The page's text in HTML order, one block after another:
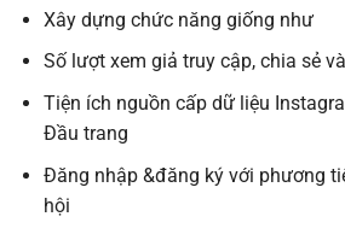
Xây dựng chức năng giống như
Số lượt xem giả truy cập, chia sẻ
Tiện ích nguồn cấp dữ liệu
Đầu trang
Đăng nhập &đăng ký với phương
hội